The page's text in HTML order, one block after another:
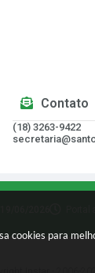
cookies para
Contato
(18) 3263-9422